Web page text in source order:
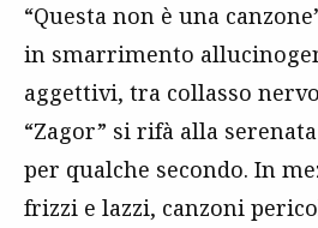
“Questa non è una
in smarrimento
aggettivi, tra collasso
“Zagor” si rifà alla
per qualche secondo. In
frizzi e lazzi, canzoni